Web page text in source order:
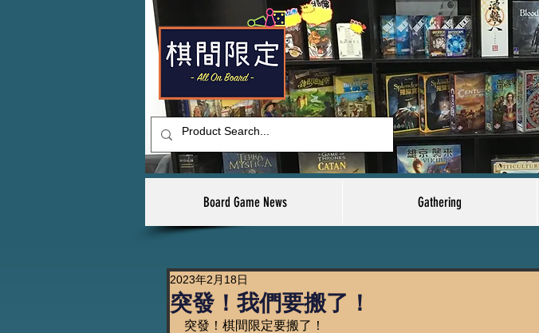
Board Game News Gathering
突發！我們要搬了！
2023年2月18日
突發！棋間限定要搬了！